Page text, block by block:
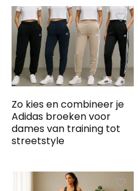
Zo kies en combineer je
Adidas broeken voor
dames van training tot
streetstyle